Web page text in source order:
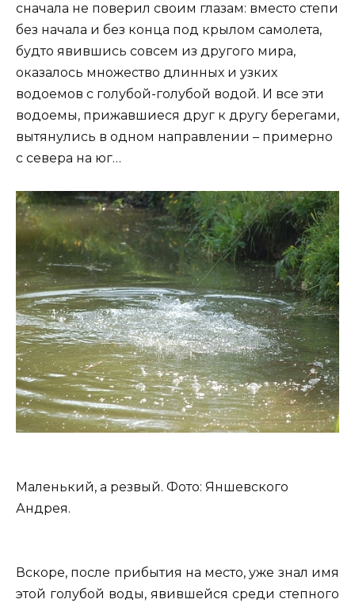
сначала не поверил своим глазам: вместо степи
без начала и без конца под крылом самолета,
будто явившись совсем из другого мира,
оказалось множество длинных и узких
водоемов с голубой-голубой водой. И все эти
водоемы, прижавшиеся друг к другу берегами,
вытянулись в одном направлении – примерно
с севера на юг…
Маленький, а резвый. Фото: Яншевского
Андрея.
Вскоре, после прибытия на место, уже знал имя
этой голубой воды, явившейся среди степного